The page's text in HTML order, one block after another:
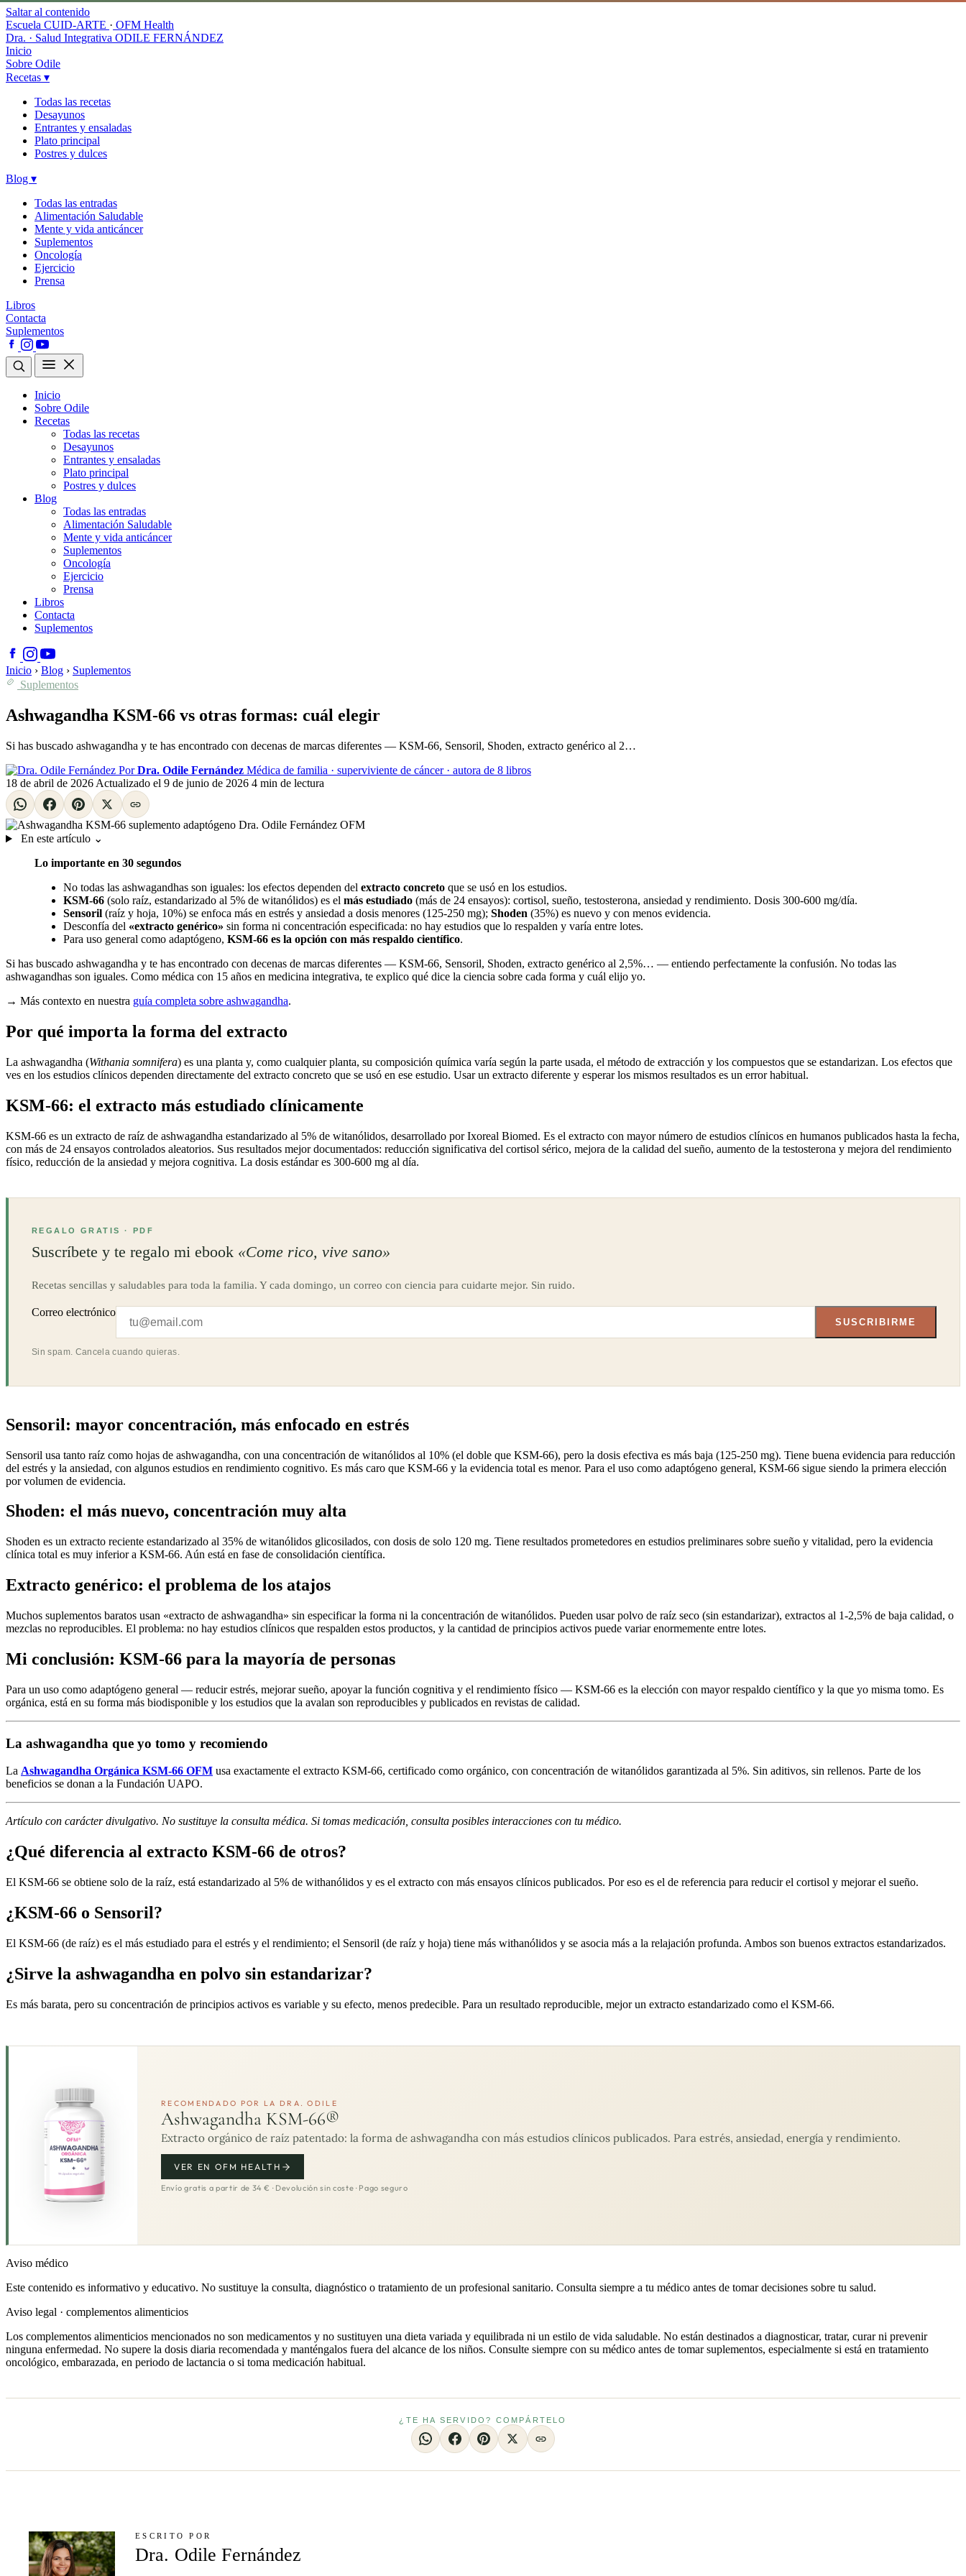
Saltar al contenido
Escuela CUID-ARTE · OFM Health
Dra. · Salud Integrativa ODILE FERNÁNDEZ
Inicio
Sobre Odile
Recetas ▾
Todas las recetas
Desayunos
Entrantes y ensaladas
Plato principal
Postres y dulces
Blog ▾
Todas las entradas
Alimentación Saludable
Mente y vida anticáncer
Suplementos
Oncología
Ejercicio
Prensa
Libros
Contacta
Suplementos
Inicio
Sobre Odile
Recetas
Todas las recetas
Desayunos
Entrantes y ensaladas
Plato principal
Postres y dulces
Blog
Todas las entradas
Alimentación Saludable
Mente y vida anticáncer
Suplementos
Oncología
Ejercicio
Prensa
Libros
Contacta
Suplementos
Inicio › Blog › Suplementos
Suplementos
Ashwagandha KSM-66 vs otras formas: cuál elegir
Si has buscado ashwagandha y te has encontrado con decenas de marcas diferentes — KSM-66, Sensoril, Shoden, extracto genérico al 2…
Por Dra. Odile Fernández Médica de familia · superviviente de cáncer · autora de 8 libros
18 de abril de 2026 Actualizado el 9 de junio de 2026 4 min de lectura
En este artículo ⌄
Lo importante en 30 segundos
No todas las ashwagandhas son iguales: los efectos dependen del extracto concreto que se usó en los estudios.
KSM-66 (solo raíz, estandarizado al 5% de witanólidos) es el más estudiado (más de 24 ensayos): cortisol, sueño, testosterona, ansiedad y rendimiento. Dosis 300-600 mg/día.
Sensoril (raíz y hoja, 10%) se enfoca más en estrés y ansiedad a dosis menores (125-250 mg); Shoden (35%) es nuevo y con menos evidencia.
Desconfía del «extracto genérico» sin forma ni concentración especificada: no hay estudios que lo respalden y varía entre lotes.
Para uso general como adaptógeno, KSM-66 es la opción con más respaldo científico.
Si has buscado ashwagandha y te has encontrado con decenas de marcas diferentes — KSM-66, Sensoril, Shoden, extracto genérico al 2,5%… — entiendo perfectamente la confusión. No todas las
ashwagandhas son iguales. Como médica con 15 años en medicina integrativa, te explico qué dice la ciencia sobre cada forma y cuál elijo yo.
→ Más contexto en nuestra guía completa sobre ashwagandha.
Por qué importa la forma del extracto
La ashwagandha (Withania somnifera) es una planta y, como cualquier planta, su composición química varía según la parte usada, el método de extracción y los compuestos que se estandarizan. Los efectos que
ves en los estudios clínicos dependen directamente del extracto concreto que se usó en ese estudio. Usar un extracto diferente y esperar los mismos resultados es un error habitual.
KSM-66: el extracto más estudiado clínicamente
KSM-66 es un extracto de raíz de ashwagandha estandarizado al 5% de witanólidos, desarrollado por Ixoreal Biomed. Es el extracto con mayor número de estudios clínicos en humanos publicados hasta la fecha,
con más de 24 ensayos controlados aleatorios. Sus resultados mejor documentados: reducción significativa del cortisol sérico, mejora de la calidad del sueño, aumento de la testosterona y mejora del rendimiento
físico, reducción de la ansiedad y mejora cognitiva. La dosis estándar es 300-600 mg al día.
REGALO GRATIS · PDF
Suscríbete y te regalo mi ebook «Come rico, vive sano»
Recetas sencillas y saludables para toda la familia. Y cada domingo, un correo con ciencia para cuidarte mejor. Sin ruido.
Correo electrónico
SUSCRIBIRME
Sin spam. Cancela cuando quieras.
Sensoril: mayor concentración, más enfocado en estrés
Sensoril usa tanto raíz como hojas de ashwagandha, con una concentración de witanólidos al 10% (el doble que KSM-66), pero la dosis efectiva es más baja (125-250 mg). Tiene buena evidencia para reducción
del estrés y la ansiedad, con algunos estudios en rendimiento cognitivo. Es más caro que KSM-66 y la evidencia total es menor. Para el uso como adaptógeno general, KSM-66 sigue siendo la primera elección
por volumen de evidencia.
Shoden: el más nuevo, concentración muy alta
Shoden es un extracto reciente estandarizado al 35% de witanólidos glicosilados, con dosis de solo 120 mg. Tiene resultados prometedores en estudios preliminares sobre sueño y vitalidad, pero la evidencia
clínica total es muy inferior a KSM-66. Aún está en fase de consolidación científica.
Extracto genérico: el problema de los atajos
Muchos suplementos baratos usan «extracto de ashwagandha» sin especificar la forma ni la concentración de witanólidos. Pueden usar polvo de raíz seco (sin estandarizar), extractos al 1-2,5% de baja calidad, o
mezclas no reproducibles. El problema: no hay estudios clínicos que respalden estos productos, y la cantidad de principios activos puede variar enormemente entre lotes.
Mi conclusión: KSM-66 para la mayoría de personas
Para un uso como adaptógeno general — reducir estrés, mejorar sueño, apoyar la función cognitiva y el rendimiento físico — KSM-66 es la elección con mayor respaldo científico y la que yo misma tomo. Es
orgánica, está en su forma más biodisponible y los estudios que la avalan son reproducibles y publicados en revistas de calidad.
La ashwagandha que yo tomo y recomiendo
La Ashwagandha Orgánica KSM-66 OFM usa exactamente el extracto KSM-66, certificado como orgánico, con concentración de witanólidos garantizada al 5%. Sin aditivos, sin rellenos. Parte de los
beneficios se donan a la Fundación UAPO.
Artículo con carácter divulgativo. No sustituye la consulta médica. Si tomas medicación, consulta posibles interacciones con tu médico.
¿Qué diferencia al extracto KSM-66 de otros?
El KSM-66 se obtiene solo de la raíz, está estandarizado al 5% de withanólidos y es el extracto con más ensayos clínicos publicados. Por eso es el de referencia para reducir el cortisol y mejorar el sueño.
¿KSM-66 o Sensoril?
El KSM-66 (de raíz) es el más estudiado para el estrés y el rendimiento; el Sensoril (de raíz y hoja) tiene más withanólidos y se asocia más a la relajación profunda. Ambos son buenos extractos estandarizados.
¿Sirve la ashwagandha en polvo sin estandarizar?
Es más barata, pero su concentración de principios activos es variable y su efecto, menos predecible. Para un resultado reproducible, mejor un extracto estandarizado como el KSM-66.
RECOMENDADO POR LA DRA. ODILE
Ashwagandha KSM-66®
Extracto orgánico de raíz patentado: la forma de ashwagandha con más estudios clínicos publicados. Para estrés, ansiedad, energía y rendimiento.
VER EN OFM HEALTH
Envío gratis a partir de 34 € · Devolución sin coste · Pago seguro
Aviso médico
Este contenido es informativo y educativo. No sustituye la consulta, diagnóstico o tratamiento de un profesional sanitario. Consulta siempre a tu médico antes de tomar decisiones sobre tu salud.
Aviso legal · complementos alimenticios
Los complementos alimenticios mencionados no son medicamentos y no sustituyen una dieta variada y equilibrada ni un estilo de vida saludable. No están destinados a diagnosticar, tratar, curar ni prevenir
ninguna enfermedad. No supere la dosis diaria recomendada y manténgalos fuera del alcance de los niños. Consulte siempre con su médico antes de tomar suplementos, especialmente si está en tratamiento
oncológico, embarazada, en periodo de lactancia o si toma medicación habitual.
¿TE HA SERVIDO? COMPÁRTELO
ESCRITO POR
Dra. Odile Fernández